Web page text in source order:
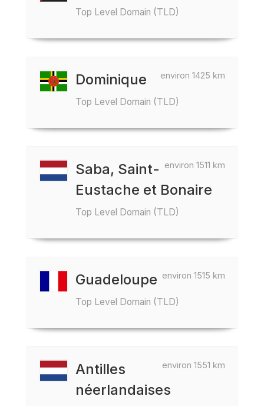
Top Level Domain (TLD)
environ 1425 km
Dominique
Top Level Domain (TLD)
environ 1511 km
Saba, Saint-
Eustache et Bonaire
Top Level Domain (TLD)
environ 1515 km
Guadeloupe
Top Level Domain (TLD)
environ 1551 km
Antilles
néerlandaises